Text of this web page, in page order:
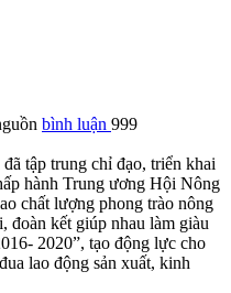
bình luận 999
tập trung chỉ đạo, triển khai
hành Trung ương Hội Nông
chất lượng phong trào nông
đoàn kết giúp nhau làm giàu
2020”, tạo động lực cho
lao động sản xuất, kinh